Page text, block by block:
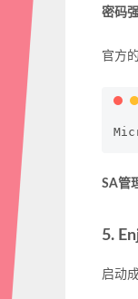
密码
官方
SA管
5.
启动